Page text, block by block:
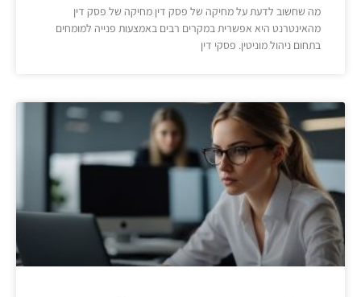
מה שחשוב לדעת על מחיקה של פסק דין מחיקה של פסק דין
מהאינטרנט היא אפשרית במקרים רבים באמצעות פנייה למומחים
בתחום ניהול מוניטין. פסקי דין